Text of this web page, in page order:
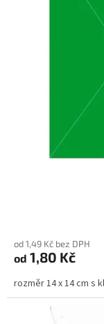
od 1,49 Kč bez DPH
od 1,80 Kč
rozměr 14 x 14 cm s